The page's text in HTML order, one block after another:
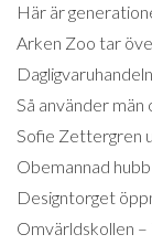
Här är
Arken Zoo tar
Så använder
Sofie Zettergren
Obemannad
Designtorget
Omvärldskollen –